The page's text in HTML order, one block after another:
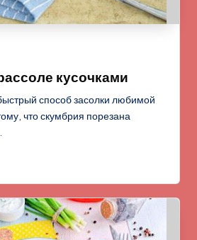
кусочками
способ засолки любимой
что скумбрия порезана